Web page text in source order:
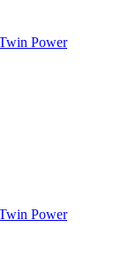
Power
Power